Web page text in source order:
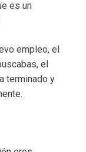
es un
empleo, el
el
terminado y